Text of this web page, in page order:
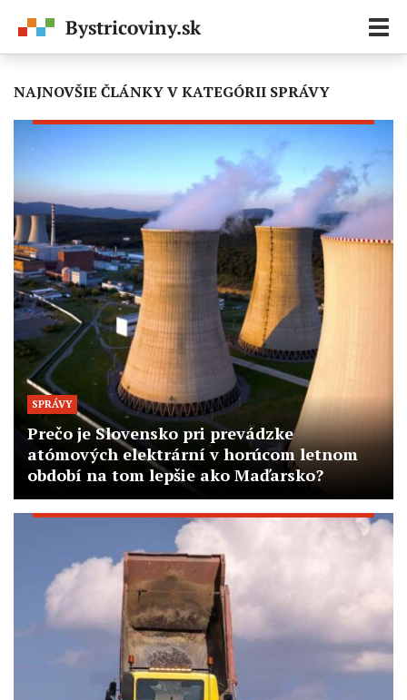
NAJNOVŠIE ČLÁNKY V KATEGÓRII SPRÁVY
SPRÁVY
Prečo je Slovensko pri prevádzke
atómových elektrární v horúcom letnom
období na tom lepšie ako Maďarsko?